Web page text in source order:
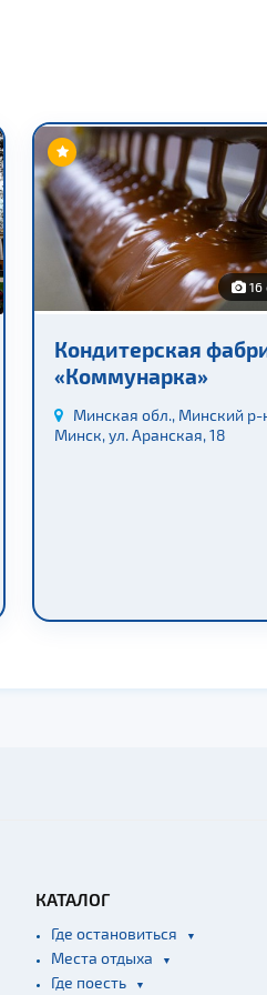
16
Кондитерская
«Коммунарка»
Минская обл., Минский р-
Минск, ул. Аранская, 18
КАТАЛОГ
Где остановиться
Места отдыха
Где поесть